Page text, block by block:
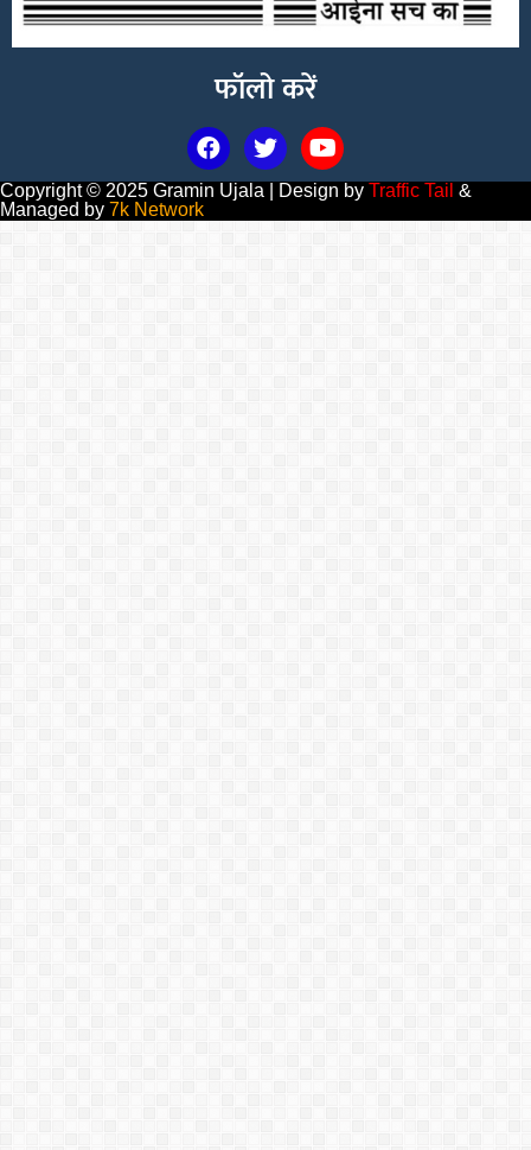
फॉलो करें
Copyright © 2025 Gramin Ujala | Design by Traffic Tail &
Managed by 7k Network